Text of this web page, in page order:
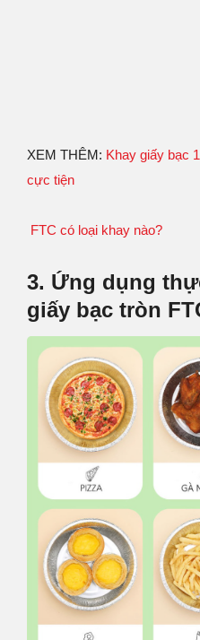
XEM THÊM: Khay giấy bạc
cực tiện
FTC có loại khay nào?
3. Ứng dụng
giấy bạc tròn